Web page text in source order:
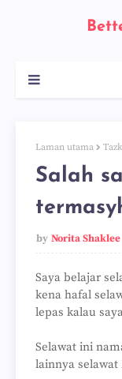
Laman utama
Salah
by Norita Shaklee
Saya belajar
kena hafal
lepas kalau
Selawat ini
lainnya selawat